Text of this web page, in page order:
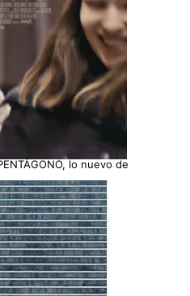
lo nuevo de